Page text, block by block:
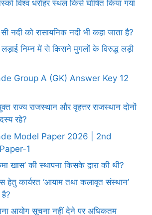
विश्व धरोहर स्थल किसे घोषित किया गया
नदी को रासायनिक नदी भी कहा जाता है?
निम्न में से किसने मुगलों के विरुद्ध लड़ी
Group A (GK) Answer Key 12
राज्य राजस्थान और वृहत्तर राजस्थान दोनों
रहे?
Model Paper 2026 | 2nd
1
खास’ की स्थापना किसके द्वारा की थी?
हेतु कार्यरत ‘आयाम तथा कलावृत संस्थान’
आयोग सूचना नहीं देने पर अधिकतम